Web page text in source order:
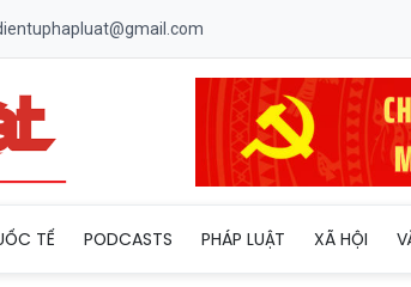
TẾ PODCASTS PHÁP LUẬT XÃ HỘI